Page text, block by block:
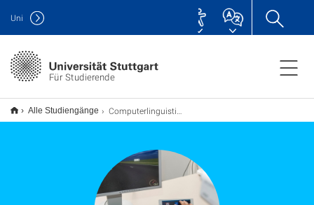
Für Studierende
Uni
Alle Studiengänge Computerlinguistik B.Sc.